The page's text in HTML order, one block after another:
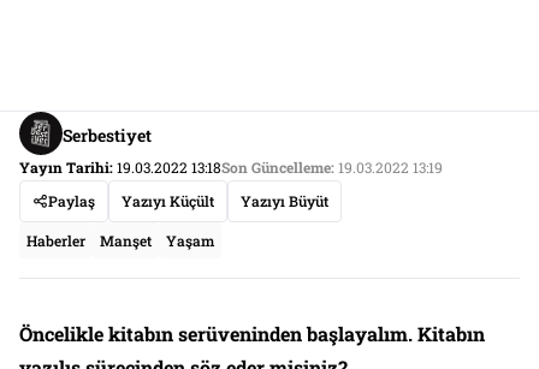
Serbestiyet
Yayın Tarihi:19.03.2022 13:18Son Güncelleme:19.03.2022 13:19
Paylaş
Yazıyı Küçült Yazıyı Büyüt
Haberler Manşet Yaşam
Öncelikle kitabın serüveninden başlayalım. Kitabın